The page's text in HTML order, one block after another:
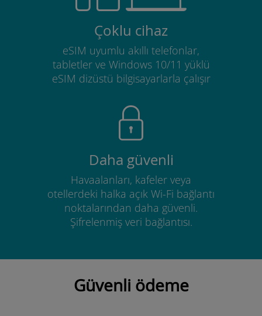
Çoklu cihaz
eSIM uyumlu akıllı telefonlar,
tabletler ve Windows 10/11 yüklü
eSIM dizüstü bilgisayarlarla çalışır
Daha güvenli
Havaalanları, kafeler veya
otellerdeki halka açık Wi-Fi bağlantı
noktalarından daha güvenli.
Şifrelenmiş veri bağlantısı.
Güvenli ödeme